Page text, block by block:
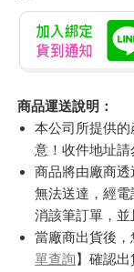
商品運送說明：
本公司所提供
意！收件地址請
商品將由廠商
無法送達，經
消該筆訂單，並
當廠商出貨後，
單查詢】確認出